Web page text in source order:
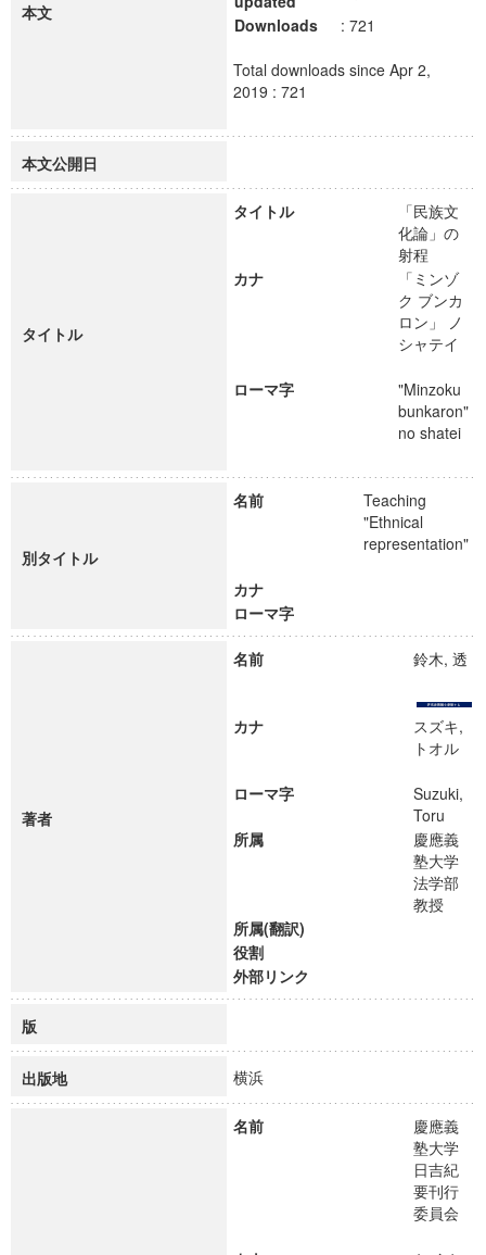
本文
Downloads
: 721
Total downloads since Apr 2,
2019 : 721
本文公開日
タイトル
タイトル
「民族文
化論」の
射程
カナ
「ミンゾ
ク ブンカ
ロン」 ノ
シャテイ
ローマ字
"Minzoku
bunkaron"
no shatei
別タイトル
名前
Teaching
"Ethnical
representation"
カナ
ローマ字
著者
名前 鈴木, 透
カナ
スズキ,
トオル
ローマ字
Suzuki,
Toru
所属
慶應義
塾大学
法学部
教授
所属(翻訳)
役割
外部リンク
版
出版地 横浜
名前
慶應義
塾大学
日吉紀
要刊行
委員会